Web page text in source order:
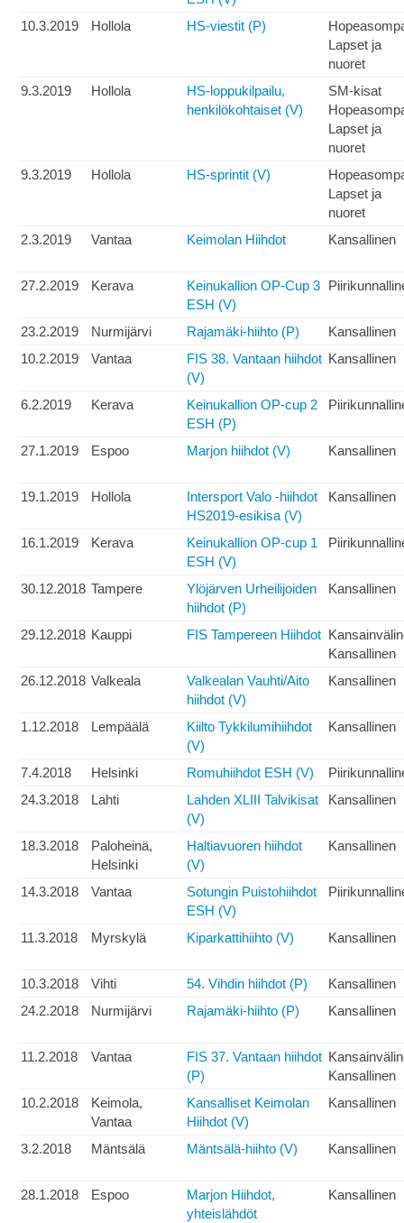
10.3.2019
Hollola HS-viestit (P)
Lapset ja
nuoret
9.3.2019
Hollola
HS-loppukilpailu,
henkilökohtaiset (V)
SM-kisat
Lapset ja
nuoret
9.3.2019
Hollola HS-sprintit (V)
Lapset ja
nuoret
2.3.2019
Vantaa Keimolan Hiihdot Kansallinen
27.2.2019 Kerava
Keinukallion OP-Cup 3
ESH (V)
23.2.2019 Nurmijärvi Rajamäki-hiihto (P)
Kansallinen
10.2.2019
Vantaa
FIS 38. Vantaan hiihdot
(V)
Kansallinen
6.2.2019 Kerava
Keinukallion OP-cup 2
ESH (P)
27.1.2019 Espoo Marjon hiihdot (V) Kansallinen
19.1.2019 Hollola
Intersport Valo -hiihdot
HS2019-esikisa (V)
Kansallinen
16.1.2019 Kerava
Keinukallion OP-cup 1
ESH (V)
30.12.2018 Tampere
Ylöjärven Urheilijoiden
hiihdot (P)
Kansallinen
29.12.2018 Kauppi FIS Tampereen Hiihdot
Kansallinen
26.12.2018 Valkeala
Valkealan Vauhti/Aito
hiihdot (V)
Kansallinen
1.12.2018 Lempäälä
Kiilto Tykkilumihiihdot
(V)
Kansallinen
7.4.2018 Helsinki Romuhiihdot ESH (V)
24.3.2018
Lahti
Lahden XLIII Talvikisat
(V)
Kansallinen
18.3.2018
Paloheinä,
Helsinki
Haltiavuoren hiihdot
(V)
Kansallinen
14.3.2018 Vantaa
Sotungin Puistohiihdot
ESH (V)
11.3.2018 Myrskylä Kiparkattihiihto (V) Kansallinen
10.3.2018 Vihti 54. Vihdin hiihdot (P)
Kansallinen
24.2.2018
Nurmijärvi Rajamäki-hiihto (P) Kansallinen
11.2.2018 Vantaa
FIS 37. Vantaan hiihdot
(P)
Kansallinen
10.2.2018
Keimola,
Vantaa
Kansalliset Keimolan
Hiihdot (V)
Kansallinen
3.2.2018 Mäntsälä Mäntsälä-hiihto (V) Kansallinen
28.1.2018 Espoo
Marjon Hiihdot,
yhteislähdöt
Kansallinen